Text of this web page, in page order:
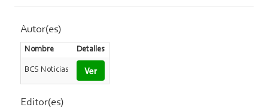
Autor(es)
Nombre Detalles
BCS Noticias Ver
Editor(es)